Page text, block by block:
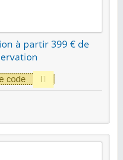
à partir 399 € de
code